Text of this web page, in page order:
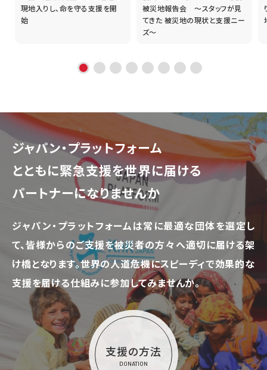
現地入りし、命を守る支援を開
始
被災地報告会 ～スタッフが見
てきた 被災地の現状と支援ニー
ズ～
ジャパン・プラットフォーム
とともに緊急支援を世界に届ける
パートナーになりませんか
ジャパン・プラットフォームは常に最適な団体を選定し
て、皆様からのご支援を被災者の方々へ適切に届ける架
け橋となります。世界の人道危機にスピーディで効果的な
支援を届ける仕組みに参加してみませんか。
支援の方法
DONATION